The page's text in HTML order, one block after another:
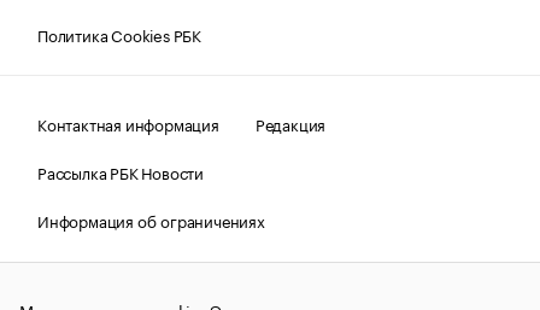
Политика Cookies РБК
Контактная информация
Редакция
Рассылка РБК Новости
Информация об ограничениях
Правовая информация
О соблюдении авторских прав